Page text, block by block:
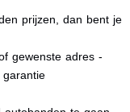
prijzen, dan bent je
gewenste adres -